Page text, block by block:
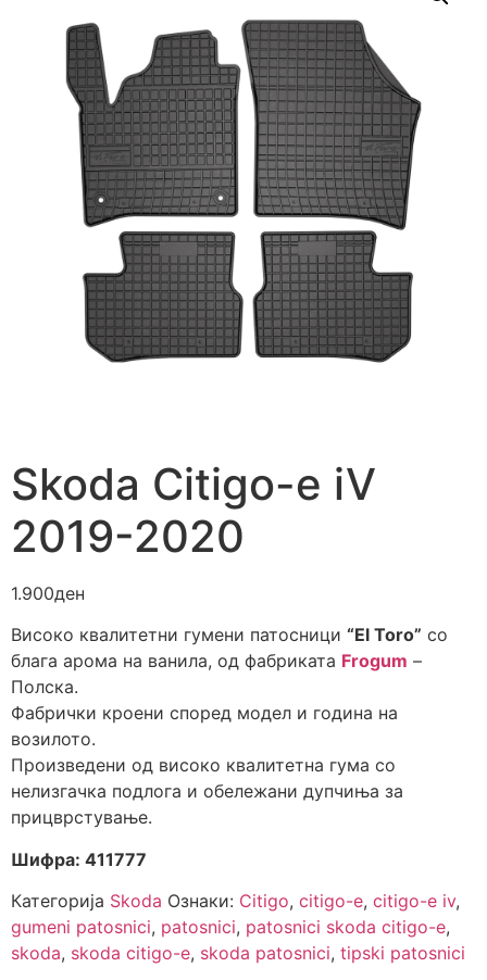
Skoda Citigo-e iV
2019-2020
1.900ден
Високо квалитетни гумени патосници “El Toro” со
блага арома на ванила, од фабриката Frogum –
Полска.
Фабрички кроени според модел и година на
возилото.
Произведени од високо квалитетна гума со
нелизгачка подлога и обележани дупчиња за
прицврстување.
Шифра: 411777
Категорија Skoda Ознаки: Citigo, citigo-e, citigo-e iv,
gumeni patosnici, patosnici, patosnici skoda citigo-e,
skoda, skoda citigo-e, skoda patosnici, tipski patosnici